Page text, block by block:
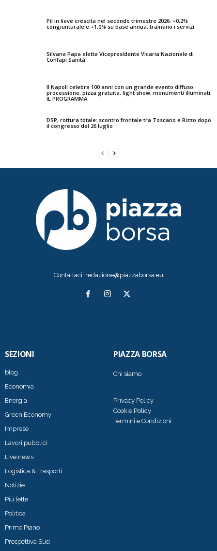
Pil in lieve crescita nel secondo trimestre 2026: +0,2%
congiunturale e +1,0% su base annua, trainano i servizi
Silvana Papa eletta Vicepresidente Vicaria Nazionale di
Confapi Sanità
Il Napoli celebra 100 anni con un grande evento diffuso:
processione, pizza gratuita, light show, monumenti illuminati.
IL PROGRAMMA
DSP, rottura totale: scontro frontale tra Toscano e Rizzo dopo
il congresso del 26 luglio
Contattaci: redazione@piazzaborsa.eu
SEZIONI
blog
Economia
Energia
Green Economy
Imprese
Lavori pubblici
Live news
Logistica & Trasporti
Notizie
Più lette
Politica
Primo Piano
Prospettiva Sud
PIAZZA BORSA
Chi siamo
Privacy Policy
Cookie Policy
Termini e Condizioni